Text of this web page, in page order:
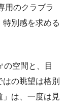
用のクラブラ
別感を求める
の空間と、目
の眺望は格別
」は、一度は見